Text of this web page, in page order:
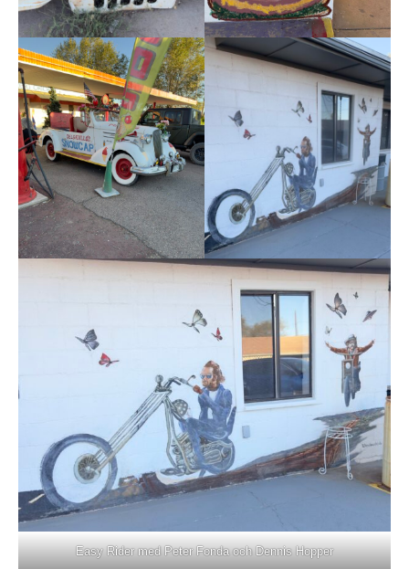
Easy Rider med Peter Fonda och Dennis Hopper